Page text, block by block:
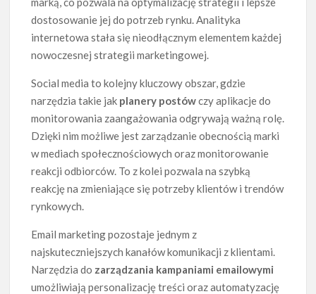
dostosowanie jej do potrzeb rynku. Analityka
internetowa stała się nieodłącznym elementem każdej
nowoczesnej strategii marketingowej.
Social media to kolejny kluczowy obszar, gdzie
narzędzia takie jak planery postówczy aplikacje do
monitorowania zaangażowania odgrywają ważną rolę.
Dzięki nim możliwe jest zarządzanie obecnością marki
w mediach społecznościowych oraz monitorowanie
reakcji odbiorców. To z kolei pozwala na szybką
reakcję na zmieniające się potrzeby klientów i trendów
rynkowych.
Email marketing pozostaje jednym z
najskuteczniejszych kanałów komunikacji z klientami.
Narzędzia do zarządzania kampaniami emailowymi
umożliwiają personalizację treści oraz automatyzację